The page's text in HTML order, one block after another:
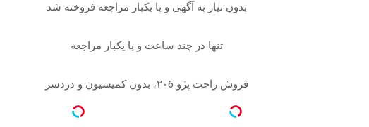
بدون نیاز به آگهی و با یکبار مراجعه فروخته شد
تنها در چند ساعت و با یکبار مراجعه
فروش راحت پژو ۲۰6، بدون کمیسیون و دردسر